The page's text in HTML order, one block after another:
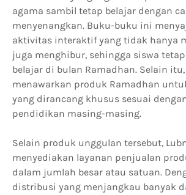
agama sambil tetap belajar dengan
menyenangkan. Buku-buku ini
aktivitas interaktif yang tidak hanya
juga menghibur, sehingga siswa
belajar di bulan Ramadhan. Selain
menawarkan produk Ramadhan
yang dirancang khusus sesuai
pendidikan masing-masing.
Selain produk unggulan tersebut,
menyediakan layanan penjualan
dalam jumlah besar atau satuan.
distribusi yang menjangkau banyak